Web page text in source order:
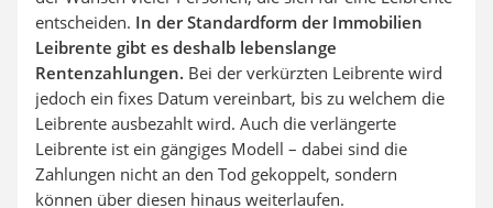
entscheiden. In der Standardform der Immobilien
Leibrente gibt es deshalb lebenslange
Rentenzahlungen. Bei der verkürzten Leibrente wird
jedoch ein fixes Datum vereinbart, bis zu welchem die
Leibrente ausbezahlt wird. Auch die verlängerte
Leibrente ist ein gängiges Modell – dabei sind die
Zahlungen nicht an den Tod gekoppelt, sondern
können über diesen hinaus weiterlaufen.